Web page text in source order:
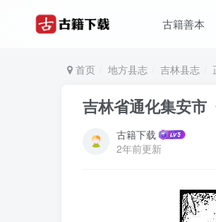
古籍善本
首页 地方县志 吉林县志
吉林省通化集安市
古籍下载
2年前更新